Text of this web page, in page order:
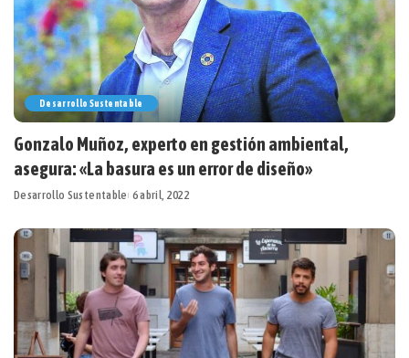
Desarrollo Sustentable
Gonzalo Muñoz, experto en gestión ambiental,
asegura: «La basura es un error de diseño»
Desarrollo Sustentable 6 abril, 2022